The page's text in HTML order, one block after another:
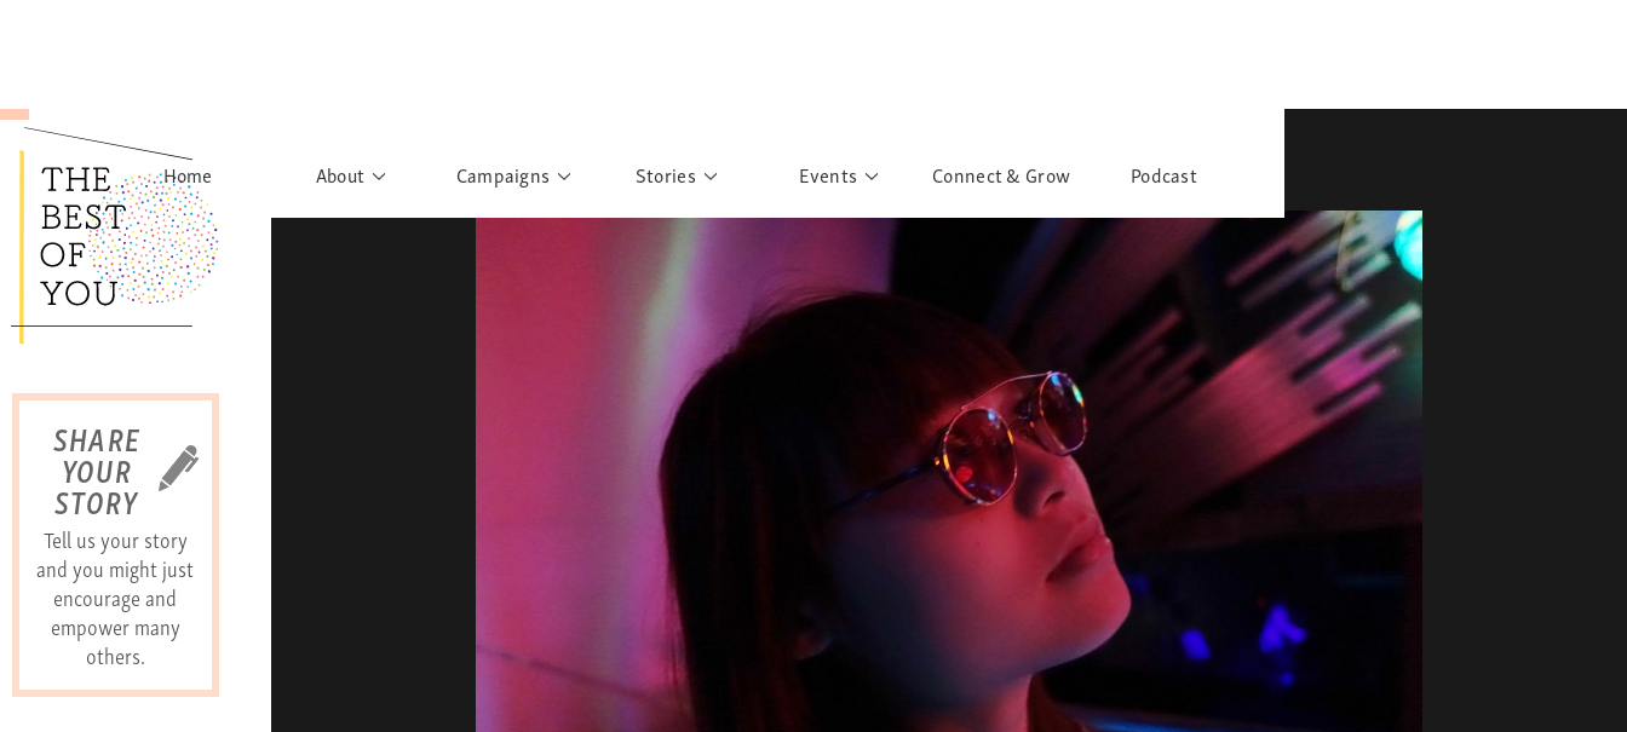
SHARE
YOUR
STORY
Tell us your story
and you might just
encourage and
empower many
others.
Home About Campaigns
What have you discovered?
Pillars of Support
Portraits of Colours
Urban Poverty
Stories
Personalities
Story Gallery
Postcard Gallery
Events
Past Exhibitions
Connect & Grow Podcast